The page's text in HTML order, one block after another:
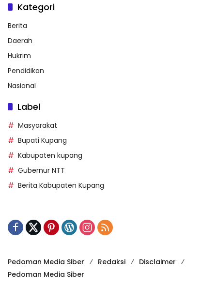
Kategori
Berita
Daerah
Hukrim
Pendidikan
Nasional
Label
Masyarakat
Bupati Kupang
Kabupaten kupang
Gubernur NTT
Berita Kabupaten Kupang
Pedoman Media Siber Redaksi
Disclaimer
Pedoman Media Siber